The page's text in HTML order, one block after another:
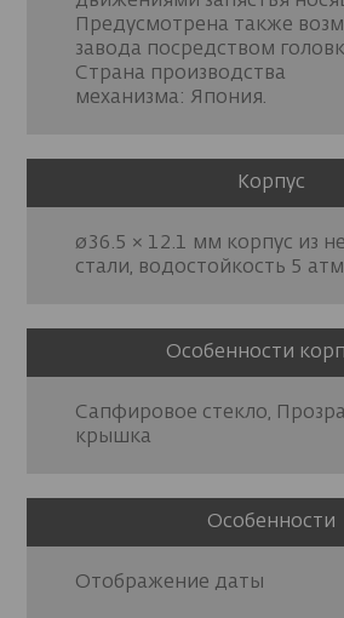
Предусмотрена также
завода посредством
Страна производства
механизма: Япония.
Корпус
ø36.5 × 12.1 мм корпус из
стали, водостойкость 5 атм
Особенности
Сапфировое стекло,
крышка
Особенности
Отображение даты